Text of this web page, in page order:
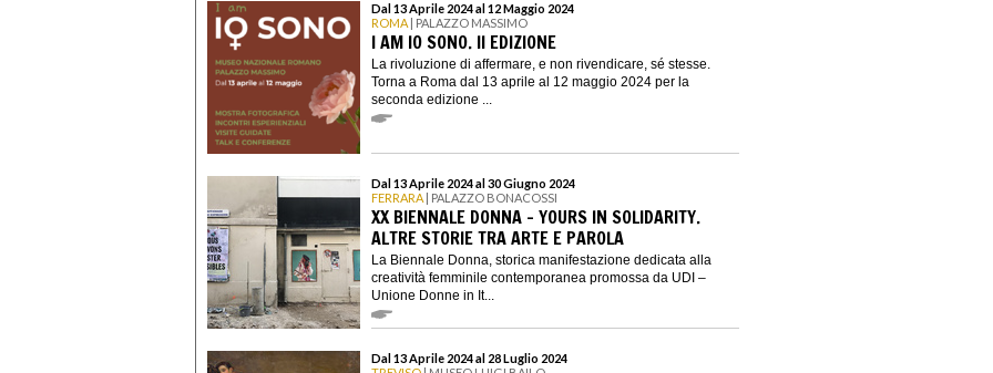
Dal 13 Aprile 2024 al 12 Maggio 2024
ROMA | PALAZZO MASSIMO
I AM IO SONO. II EDIZIONE
La rivoluzione di affermare, e non rivendicare, sé stesse.
Torna a Roma dal 13 aprile al 12 maggio 2024 per la
seconda edizione ...
Dal 13 Aprile 2024 al 30 Giugno 2024
FERRARA | PALAZZO BONACOSSI
XX BIENNALE DONNA - YOURS IN SOLIDARITY.
ALTRE STORIE TRA ARTE E PAROLA
La Biennale Donna, storica manifestazione dedicata alla
creatività femminile contemporanea promossa da UDI –
Unione Donne in It...
Dal 13 Aprile 2024 al 28 Luglio 2024